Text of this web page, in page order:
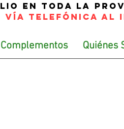
en toda la
VÍA TELEFÓNICA AL
Complementos Quiénes